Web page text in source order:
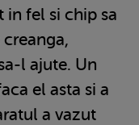
in fel si chip sa
l ajute. Un
el asta si a
a vazut